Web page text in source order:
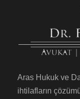
Aras Hukuk ve
ihtilafların